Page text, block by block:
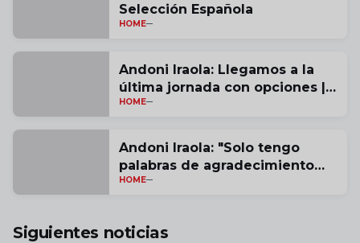
Selección Española
HOME
Andoni Iraola: Llegamos a la
última jornada con opciones |
vídeo
HOME
Andoni Iraola: "Solo tengo
palabras de agradecimiento
por estas tres temporadas" |
HOME
Siguientes noticias